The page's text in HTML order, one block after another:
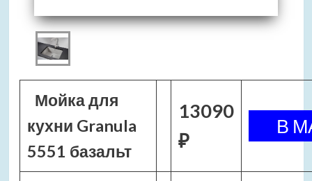
Мойка для
кухни Granula
5551 базальт
13090
₽